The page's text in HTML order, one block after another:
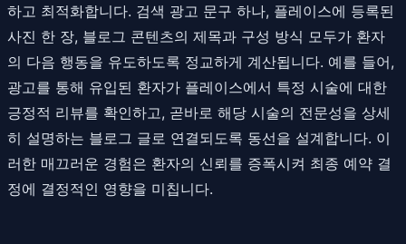
하고 최적화합니다. 검색 광고 문구 하나, 플레이스에 등록된
사진 한 장, 블로그 콘텐츠의 제목과 구성 방식 모두가 환자
의 다음 행동을 유도하도록 정교하게 계산됩니다. 예를 들어,
광고를 통해 유입된 환자가 플레이스에서 특정 시술에 대한
긍정적 리뷰를 확인하고, 곧바로 해당 시술의 전문성을 상세
히 설명하는 블로그 글로 연결되도록 동선을 설계합니다. 이
러한 매끄러운 경험은 환자의 신뢰를 증폭시켜 최종 예약 결
정에 결정적인 영향을 미칩니다.